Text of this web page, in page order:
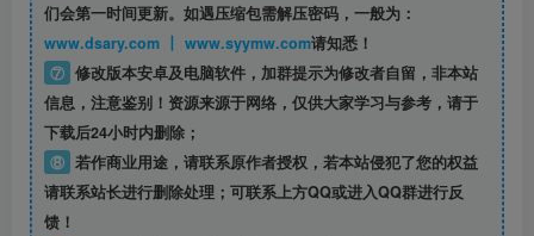
们会第一时间更新。如遇压缩包需解压密码，一般为：
www.dsary.com 丨 www.syymw.com请知悉！
⑦ 修改版本安卓及电脑软件，加群提示为修改者自留， 非本站
信息，注意鉴别！资源来源于网络，仅供大家学习与参考，请于
下载后24小时内删除；
⑧ 若作商业用途，请联系原作者授权，若本站侵犯了您的权益
请联系站长进行删除处理；可联系上方QQ或进入QQ群进行反
馈！